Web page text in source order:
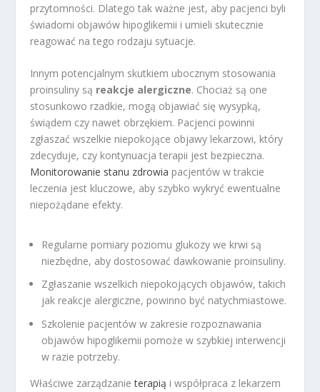
przytomności. Dlatego tak ważne jest, aby pacjenci byli
świadomi objawów hipoglikemii i umieli skutecznie
reagować na tego rodzaju sytuacje.
Innym potencjalnym skutkiem ubocznym stosowania
proinsuliny są reakcje alergiczne. Chociaż są one
stosunkowo rzadkie, mogą objawiać się wysypką,
świądem czy nawet obrzękiem. Pacjenci powinni
zgłaszać wszelkie niepokojące objawy lekarzowi, który
zdecyduje, czy kontynuacja terapii jest bezpieczna.
Monitorowanie stanu zdrowia pacjentów w trakcie
leczenia jest kluczowe, aby szybko wykryć ewentualne
niepożądane efekty.
Regularne pomiary poziomu glukozy we krwi są
niezbędne, aby dostosować dawkowanie proinsuliny.
Zgłaszanie wszelkich niepokojących objawów, takich
jak reakcje alergiczne, powinno być natychmiastowe.
Szkolenie pacjentów w zakresie rozpoznawania
objawów hipoglikemii pomoże w szybkiej interwencji
w razie potrzeby.
Właściwe zarządzanieterapią i współpraca z lekarzem